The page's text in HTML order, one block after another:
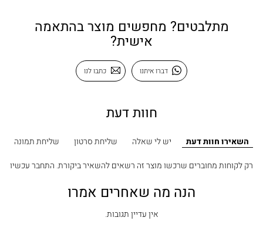
מתלבטים? מחפשים מוצר בהתאמה
אישית?
דברו איתנו כתבו לנו
חוות דעת
השאירו חוות דעת יש לי שאלה שליחת סרטון
שליחת תמונה
רק לקוחות מחוברים שרכשו מוצר זה רשאים להשאיר ביקורת. התחבר עכשיו
הנה מה שאחרים אמרו
אין עדיין תגובות.